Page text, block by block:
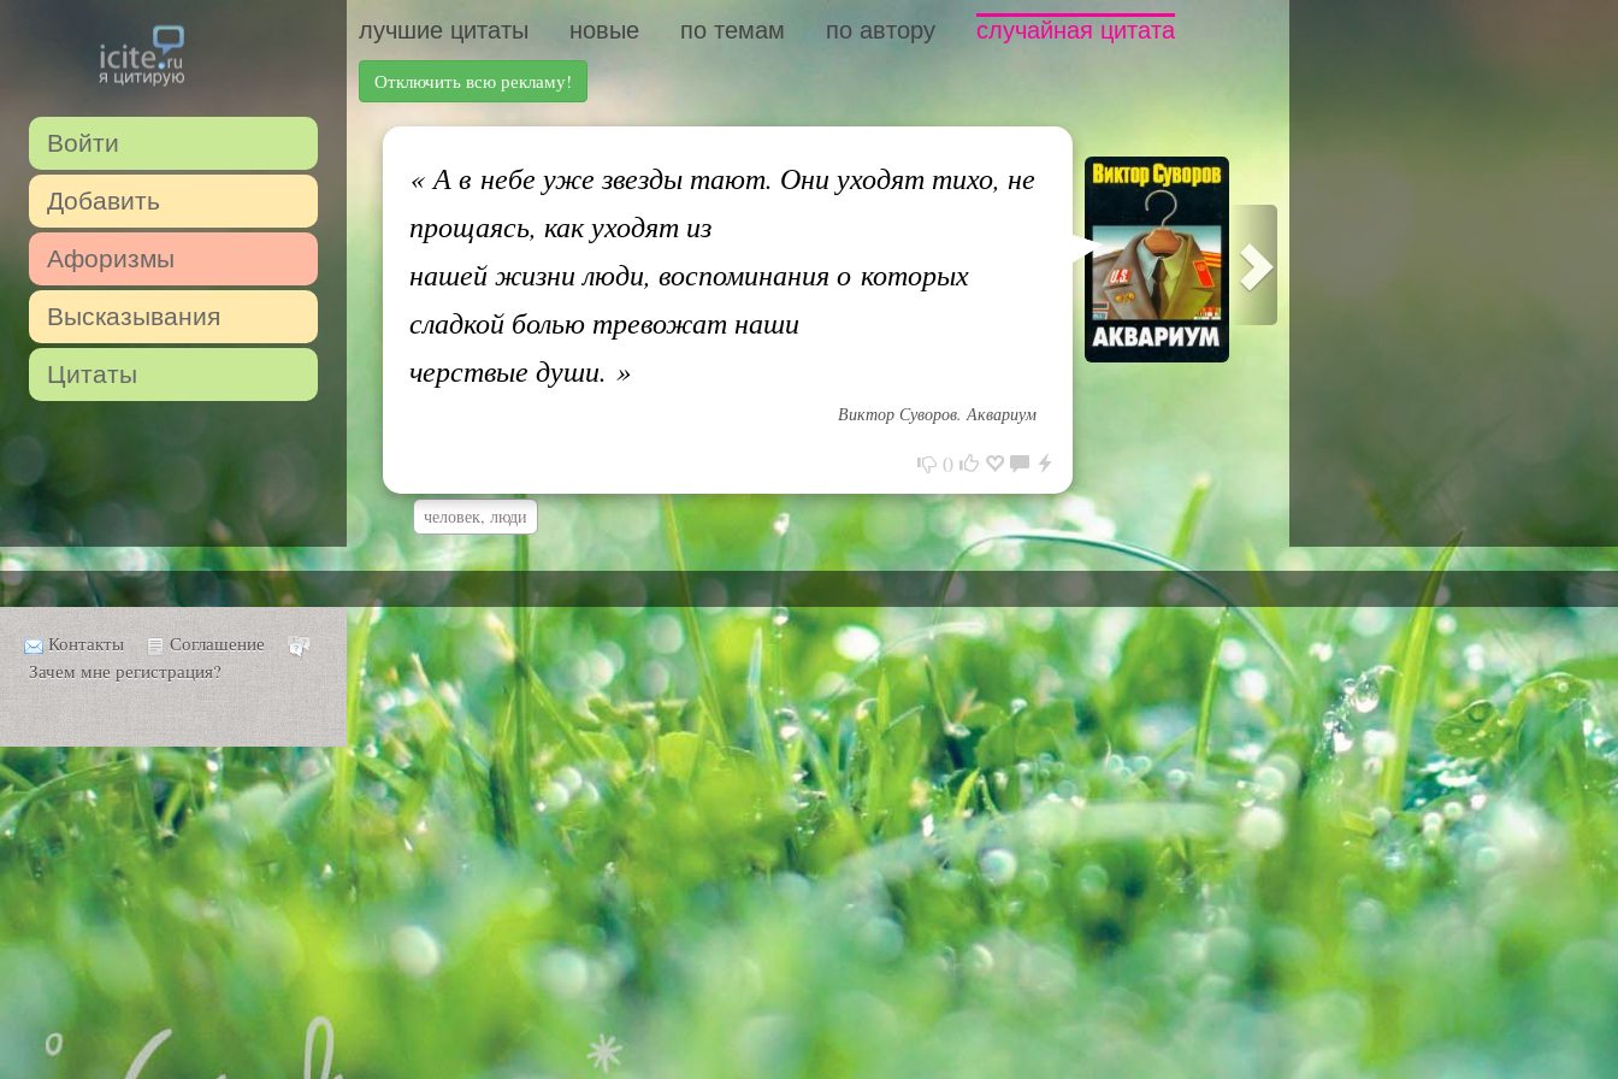
Войти
Добавить
Афоризмы
Высказывания
Цитаты
лучшие цитаты новые по темам по автору случайная цитата
Отключить всю рекламу!
«А в небе уже звезды тают. Они уходят тихо, не
прощаясь, как уходят из
нашей жизни люди, воспоминания о которых
сладкой болью тревожат наши
черствые души. »
Виктор Суворов. Аквариум
0
человек, люди
Контакты
Соглашение
Зачем мне регистрация?